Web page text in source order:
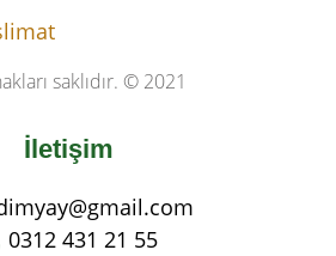
saklıdır. © 2021
İletişim
0312 431 21 55